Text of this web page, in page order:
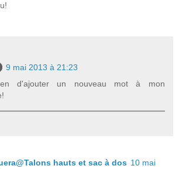
9 mai 2013 à 21:23
d'ajouter un nouveau mot à mon
hauts et sac à dos 10 mai